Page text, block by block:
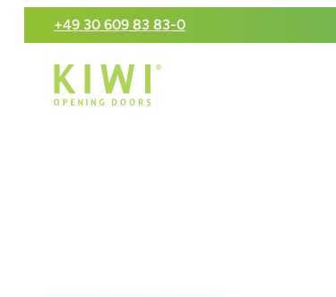
+49 30 609 83 83-0